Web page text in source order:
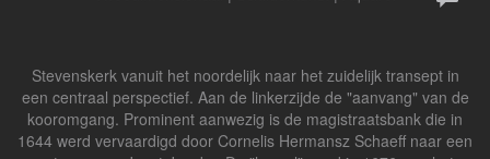
Stevenskerk vanuit het noordelijk naar het zuidelijk transept in
een centraal perspectief. Aan de linkerzijde de "aanvang" van de
kooromgang. Prominent aanwezig is de magistraatsbank die in
1644 werd vervaardigd door Cornelis Hermansz Schaeff naar een